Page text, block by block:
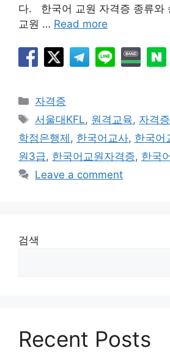
다. 한국어 교원 자격증 종류와
교원 … Read more
Categories
자격증
Tags
서울대KFL, 원격교육, 자격
학점은행제 , 한국어교사, 한국어
원3급, 한국어교원자격증, 한국
Leave a comment
검색
Recent Posts